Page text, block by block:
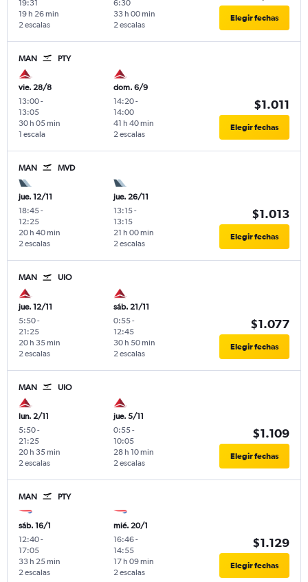
19:31
2 escalas
19 h 26 min
6:30
2 escalas
33 h 00 min Elegir fechas
MAN PTY
vie. 28/8
13:00-
13:05
1 escala
30 h 05 min
dom. 6/9
14:20-
14:00
2 escalas
41 h 40 min
$1.011
Elegir fechas
MAN MVD
jue. 12/11
18:45-
12:25
2 escalas
20 h 40 min
jue. 26/11
13:15-
13:15
2 escalas
21 h 00 min
$1.013
Elegir fechas
MAN UIO
jue. 12/11
5:50-
21:25
2 escalas
20 h 35 min
sáb. 21/11
0:55-
12:45
2 escalas
30 h 50 min
$1.077
Elegir fechas
MAN UIO
lun. 2/11
5:50-
21:25
2 escalas
20 h 35 min
jue. 5/11
0:55-
10:05
2 escalas
28 h 10 min
$1.109
Elegir fechas
MAN PTY
sáb. 16/1
12:40-
17:05
2 escalas
33 h 25 min
mié. 20/1
16:46-
14:55
2 escalas
17 h 09 min
$1.129
Elegir fechas